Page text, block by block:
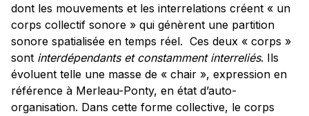
dont les mouvements et les interrelations créent « un
corps collectif sonore » qui génèrent une partition
sonore spatialisée en temps réel. Ces deux « corps »
sont interdépendants et constamment interreliés. Ils
évoluent telle une masse de « chair », expression en
référence à Merleau-Ponty, en état d’auto-
organisation. Dans cette forme collective, le corps